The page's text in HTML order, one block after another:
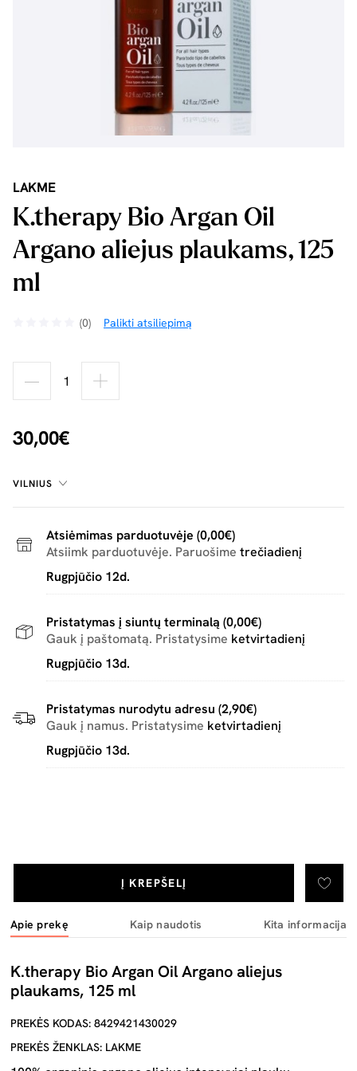
LAKME
K.therapy Bio Argan Oil
Argano aliejus plaukams, 125
ml
(0) Palikti atsiliepimą
30,00€
Į KREPŠELĮ
VILNIUS
Atsiėmimas parduotuvėje (0,00€)
Atsiimk parduotuvėje. Paruošime trečiadienį
Rugpjūčio 12d.
Pristatymas į siuntų terminalą (0,00€)
Gauk į paštomatą. Pristatysime ketvirtadienį
Rugpjūčio 13d.
Pristatymas nurodytu adresu (2,90€)
Gauk į namus. Pristatysime ketvirtadienį
Rugpjūčio 13d.
Apie prekę Kaip naudotis Kita informacija
K.therapy Bio Argan Oil Argano aliejus
plaukams, 125 ml
PREKĖS KODAS: 8429421430029
PREKĖS ŽENKLAS: LAKME